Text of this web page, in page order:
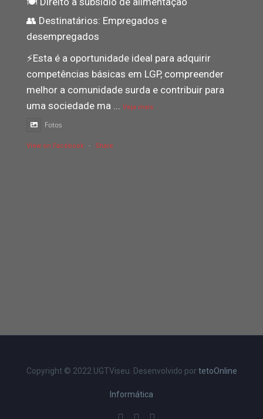
👥 Destinatários: Empregados e
desempregados
⚡️Esta é a oportunidade ideal para adquirir
competências básicas em LGP, compreender
melhor a comunidade surda e contribuir para
uma sociedade ma ... Veja mais
Fotos
View on Facebook · Share
Copyright © 2022 UGTViseu. Desenvolvido por tetoOnline
Informática